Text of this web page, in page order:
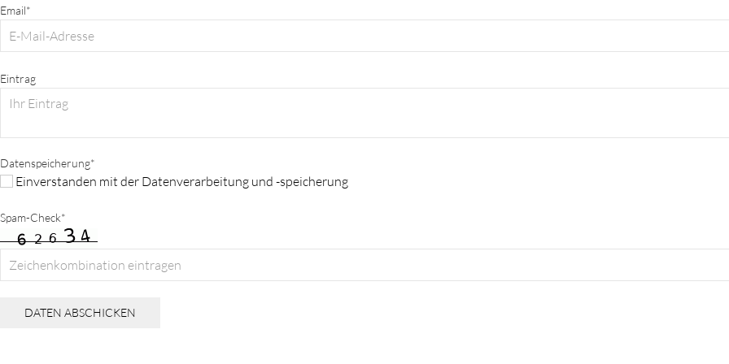
Email*
Eintrag
Datenspeicherung*
Einverstanden mit der Datenverarbeitung und -speicherung
Spam-Check*